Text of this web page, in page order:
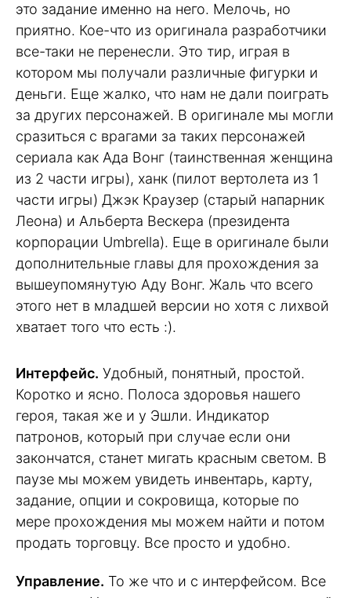
это задание именно на него. Мелочь, но
приятно. Кое-что из оригинала разработчики
все-таки не перенесли. Это тир, играя в
котором мы получали различные фигурки и
деньги. Еще жалко, что нам не дали поиграть
за других персонажей. В оригинале мы могли
сразиться с врагами за таких персонажей
сериала как Ада Вонг (таинственная женщина
из 2 части игры), ханк (пилот вертолета из 1
части игры) Джэк Краузер (старый напарник
Леона) и Альберта Вескера (президента
корпорации Umbrella). Еще в оригинале были
дополнительные главы для прохождения за
вышеупомянутую Аду Вонг. Жаль что всего
этого нет в младшей версии но хотя с лихвой
хватает того что есть :).
Интерфейс. Удобный, понятный, простой.
Коротко и ясно. Полоса здоровья нашего
героя, такая же и у Эшли. Индикатор
патронов, который при случае если они
закончатся, станет мигать красным светом. В
паузе мы можем увидеть инвентарь, карту,
задание, опции и сокровища, которые по
мере прохождения мы можем найти и потом
продать торговцу. Все просто и удобно.
Управление. То же что и с интерфейсом. Все